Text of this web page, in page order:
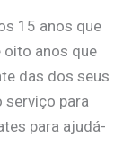
15 anos que
oito anos que
das dos seus
serviço para
para ajudá-